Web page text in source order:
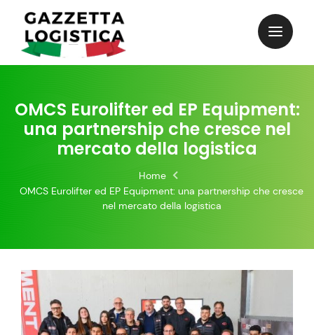
content
OMCS Eurolifter ed EP Equipment:
una partnership che cresce nel
mercato della logistica
Home
OMCS Eurolifter ed EP Equipment: una partnership che cresce
nel mercato della logistica